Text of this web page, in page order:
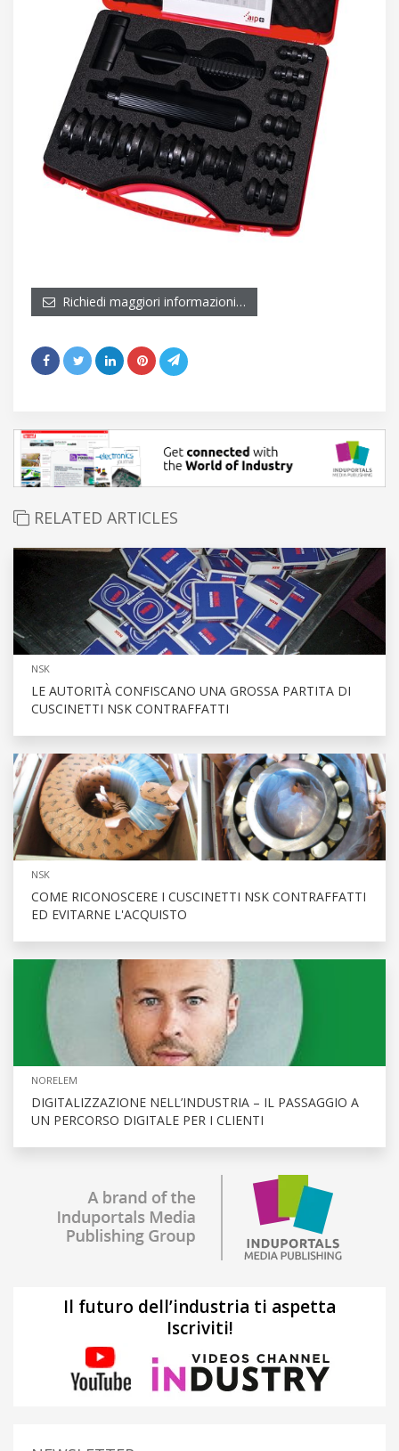
Richiedi maggiori informazioni…
RELATED ARTICLES
NSK
LE AUTORITÀ CONFISCANO UNA GROSSA PARTITA DI
CUSCINETTI NSK CONTRAFFATTI
NSK
COME RICONOSCERE I CUSCINETTI NSK CONTRAFFATTI
ED EVITARNE L'ACQUISTO
NORELEM
DIGITALIZZAZIONE NELL’INDUSTRIA – IL PASSAGGIO A
UN PERCORSO DIGITALE PER I CLIENTI
Il futuro dell’industria ti aspetta
Iscriviti!